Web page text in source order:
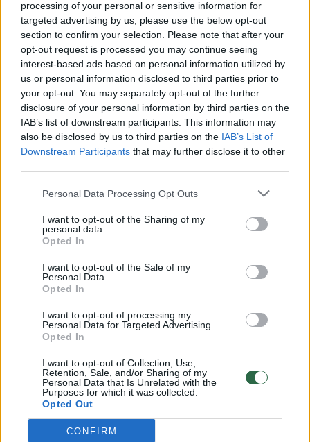
processing of your personal or sensitive information for
targeted advertising by us, please use the below opt-out
section to confirm your selection. Please note that after your
opt-out request is processed you may continue seeing
interest-based ads based on personal information utilized by
us or personal information disclosed to third parties prior to
your opt-out. You may separately opt-out of the further
disclosure of your personal information by third parties on the
IAB’s list of downstream participants. This information may
also be disclosed by us to third parties on the IAB’s List of
Downstream Participants that may further disclose it to other
Personal Data Processing Opt Outs
I want to opt-out of the Sharing of my
personal data.
Opted In
I want to opt-out of the Sale of my
Personal Data.
Opted In
I want to opt-out of processing my
Personal Data for Targeted Advertising.
Opted In
I want to opt-out of Collection, Use,
Retention, Sale, and/or Sharing of my
Personal Data that Is Unrelated with the
Purposes for which it was collected.
Opted Out
CONFIRM
priežiūrą, mitybą ir dalyvauti parodose
Europoje bei Japonijoje.“
Veislyne laikomasi griežtų principų:
aukščiausios klasės genetika, privalomi
sveikatos tyrimai, ribotas vadų skaičius ir itin
atsakingas šeimų parinkimas.
Panevėžio rajone, netoli Vaivadų, įsikūręs veislynas
„Akitanija“ jau aštuonerius metus kryptingai augina
japoniško tipo akitas.